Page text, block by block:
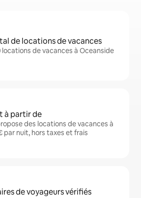
de locations de vacances
locations de vacances à Oceanside
à partir de
des locations de vacances à
par nuit, hors taxes et frais
de voyageurs vérifiés